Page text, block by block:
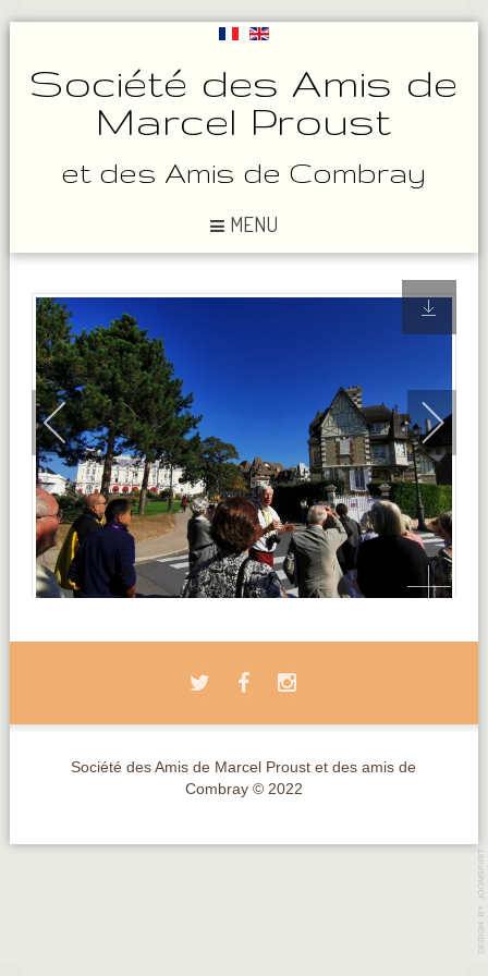
Société des Amis de
Marcel Proust
et des Amis de Combray
MENU
Société des Amis de Marcel Proust et des amis de
Combray © 2022